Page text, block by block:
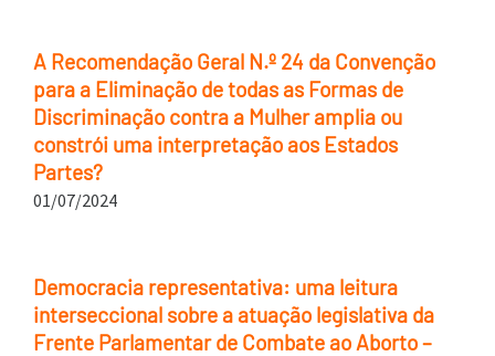
A Recomendação Geral N.º 24 da Convenção
para a Eliminação de todas as Formas de
Discriminação contra a Mulher amplia ou
constrói uma interpretação aos Estados
Partes?
01/07/2024
Democracia representativa: uma leitura
interseccional sobre a atuação legislativa da
Frente Parlamentar de Combate ao Aborto –